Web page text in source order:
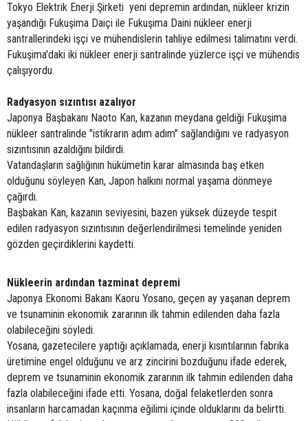
Tokyo Elektrik Enerji Şirketi yeni depremin ardından, nükleer krizin
yaşandığı Fukuşima Daiçi ile Fukuşima Daini nükleer enerji
santrallerindeki işçi ve mühendislerin tahliye edilmesi talimatını verdi.
Fukuşima'daki iki nükleer enerji santralinde yüzlerce işçi ve mühendis
çalışıyordu.
Radyasyon sızıntısı azalıyor
Japonya Başbakanı Naoto Kan, kazanın meydana geldiği Fukuşima
nükleer santralinde "istikrarın adım adım" sağlandığını ve radyasyon
sızıntısının azaldığını bildirdi.
Vatandaşların sağlığının hükümetin karar almasında baş etken
olduğunu söyleyen Kan, Japon halkını normal yaşama dönmeye
çağırdı.
Başbakan Kan, kazanın seviyesini, bazen yüksek düzeyde tespit
edilen radyasyon sızıntısının değerlendirilmesi temelinde yeniden
gözden geçirdiklerini kaydetti.
Nükleerin ardından tazminat depremi
Japonya Ekonomi Bakanı Kaoru Yosano, geçen ay yaşanan deprem
ve tsunaminin ekonomik zararının ilk tahmin edilenden daha fazla
olabileceğini söyledi.
Yosana, gazetecilere yaptığı açıklamada, enerji kısıntılarının fabrika
üretimine engel olduğunu ve arz zincirini bozduğunu ifade ederek,
deprem ve tsunaminin ekonomik zararının ilk tahmin edilenden daha
fazla olabileceğini ifade etti. Yosana, doğal felaketlerden sonra
insanların harcamadan kaçınma eğilimi içinde olduklarını da belirtti.